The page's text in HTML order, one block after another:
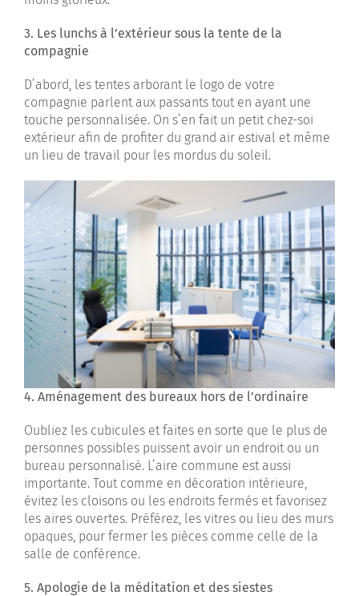
3. Les lunchs à l’extérieur sous la tente de la
compagnie
D’abord, les tentes arborant le logo de votre
compagnie parlent aux passants tout en ayant une
touche personnalisée. On s’en fait un petit chez-soi
extérieur afin de profiter du grand air estival et même
un lieu de travail pour les mordus du soleil.
4. Aménagement des bureaux hors de l’ordinaire
Oubliez les cubicules et faites en sorte que le plus de
personnes possibles puissent avoir un endroit ou un
bureau personnalisé. L’aire commune est aussi
importante. Tout comme en décoration intérieure,
évitez les cloisons ou les endroits fermés et favorisez
les aires ouvertes. Préférez, les vitres ou lieu des murs
opaques, pour fermer les pièces comme celle de la
salle de conférence.
5. Apologie de la méditation et des siestes